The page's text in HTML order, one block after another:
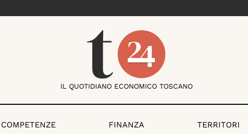
IL QUOTIDIANO ECONOMICO TOSCANO
FINANZA TERRITORI